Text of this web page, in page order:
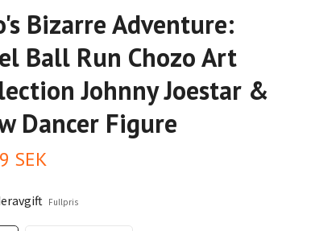
Bizarre Adventure:
Ball Run Chozo Art
Johnny Joestar &
Dancer Figure
SEK
Fullpris